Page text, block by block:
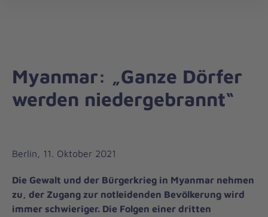
Myanmar: „Ganze Dörfer
werden niedergebrannt“
Berlin, 11. Oktober 2021
Die Gewalt und der Bürgerkrieg in Myanmar nehmen
zu, der Zugang zur notleidenden Bevölkerung wird
immer schwieriger. Die Folgen einer dritten